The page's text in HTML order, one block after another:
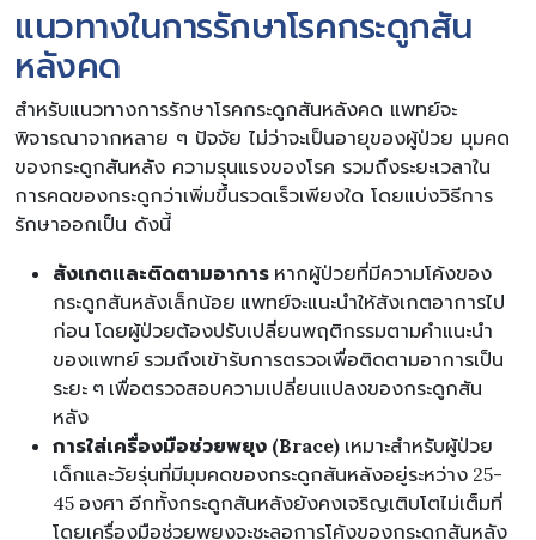
แนวทางในการรักษาโรคกระดูกสัน
หลังคด
สำหรับแนวทางการรักษาโรคกระดูกสันหลังคด แพทย์จะ
พิจารณาจากหลาย ๆ ปัจจัย ไม่ว่าจะเป็นอายุของผู้ป่วย มุมคด
ของกระดูกสันหลัง ความรุนแรงของโรค รวมถึงระยะเวลาใน
การคดของกระดูกว่าเพิ่มขึ้นรวดเร็วเพียงใด โดยแบ่งวิธีการ
รักษาออกเป็น ดังนี้
สังเกตและติดตามอาการ หากผู้ป่วยที่มีความโค้งของ
กระดูกสันหลังเล็กน้อย แพทย์จะแนะนำให้สังเกตอาการไป
ก่อน โดยผู้ป่วยต้องปรับเปลี่ยนพฤติกรรมตามคำแนะนำ
ของแพทย์ รวมถึงเข้ารับการตรวจเพื่อติดตามอาการเป็น
ระยะ ๆ เพื่อตรวจสอบความเปลี่ยนแปลงของกระดูกสัน
หลัง
การใส่เครื่องมือช่วยพยุง (Brace) เหมาะสำหรับผู้ป่วย
เด็กและวัยรุ่นที่มีมุมคดของกระดูกสันหลังอยู่ระหว่าง 25-
45 องศา อีกทั้งกระดูกสันหลังยังคงเจริญเติบโตไม่เต็มที่
โดยเครื่องมือช่วยพยุงจะชะลอการโค้งของกระดูกสันหลัง